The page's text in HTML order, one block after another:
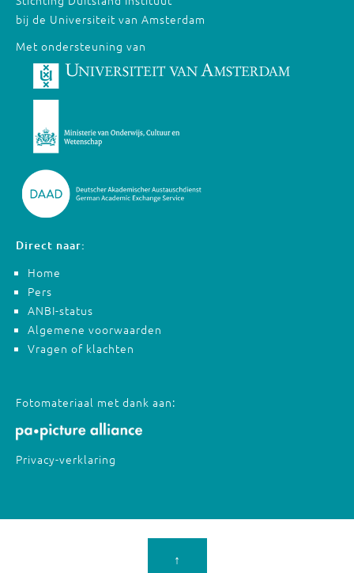
bij de Universiteit van Amsterdam
Met ondersteuning van
Direct naar:
Home
Pers
ANBI-status
Algemene voorwaarden
Vragen of klachten
Fotomateriaal met dank aan:
Privacy-verklaring
↑